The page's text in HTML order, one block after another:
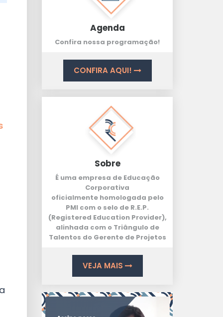
Agenda
Confira nossa programação!
CONFIRA AQUI!
Sobre
É uma empresa de Educação
Corporativa
oficialmente homologada pelo
PMI com o selo de R.E.P.
(Registered Education Provider),
alinhada com o Triângulo de
Talentos do Gerente de Projetos
VEJA MAIS